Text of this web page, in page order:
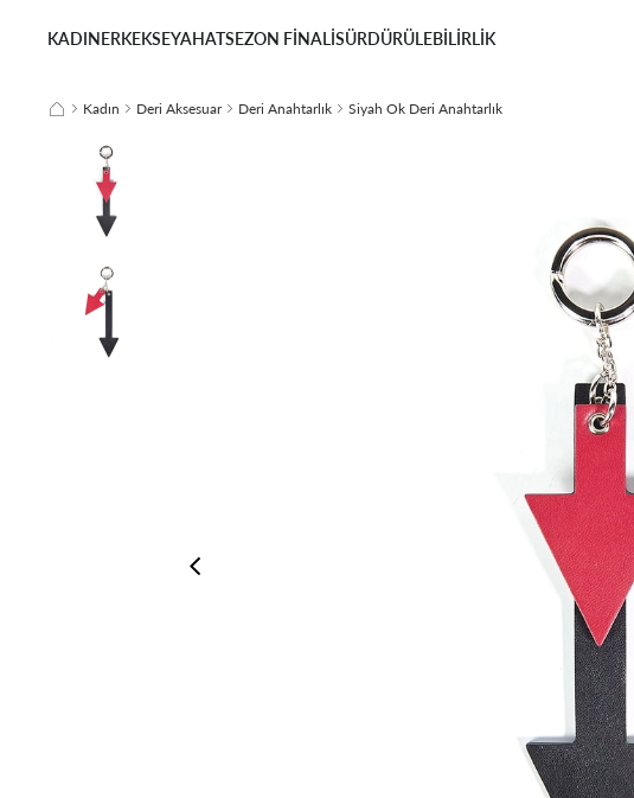
KADINERKEKSEYAHATSEZON FİNALİSÜRDÜRÜLEBİLİRLİK
Kadın Deri Aksesuar Deri Anahtarlık Siyah Ok Deri Anahtarlık